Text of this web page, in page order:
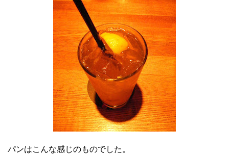
パンはこんな感じのものでした。